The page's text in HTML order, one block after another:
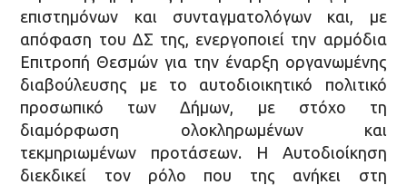
επιστημόνων και συνταγματολόγων και, με
απόφαση του ΔΣ της, ενεργοποιεί την αρμόδια
Επιτροπή Θεσμών για την έναρξη οργανωμένης
διαβούλευσης με το αυτοδιοικητικό πολιτικό
προσωπικό των Δήμων, με στόχο τη
διαμόρφωση ολοκληρωμένων και
τεκμηριωμένων προτάσεων. Η Αυτοδιοίκηση
διεκδικεί τον ρόλο που της ανήκει στη